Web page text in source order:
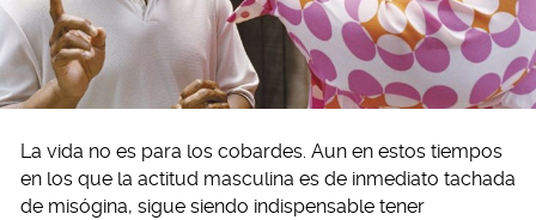
La vida no es para los cobardes. Aun en estos tiempos
en los que la actitud masculina es de inmediato tachada
de misógina, sigue siendo indispensable tener